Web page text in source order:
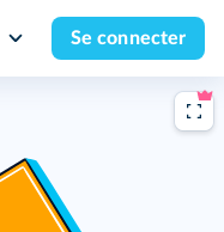
Se connecter